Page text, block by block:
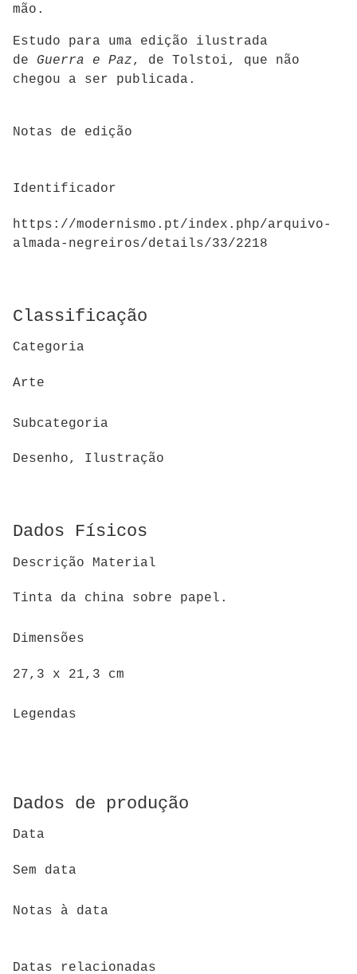
mão.
Estudo para uma edição ilustrada
de Guerra e Paz, de Tolstoi, que não
chegou a ser publicada.
Notas de edição
Identificador
https://modernismo.pt/index.php/arquivo-
almada-negreiros/details/33/2218
Classificação
Categoria
Arte
Subcategoria
Desenho, Ilustração
Dados Físicos
Descrição Material
Tinta da china sobre papel.
Dimensões
27,3 x 21,3 cm
Legendas
Dados de produção
Data
Sem data
Notas à data
Datas relacionadas